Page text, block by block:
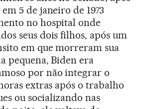
5 de janeiro de 1973
no hospital onde
seus dois filhos, após um
em que morreram sua
pequena, Biden era
por não integrar o
extras após o trabalho
ou socializando nas